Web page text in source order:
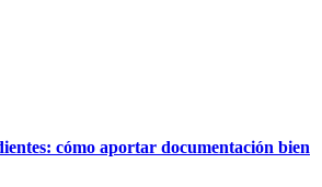
cómo aportar documentación bien